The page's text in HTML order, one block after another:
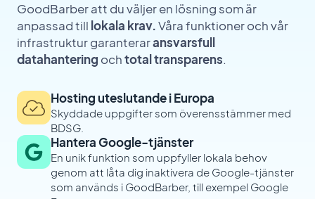
GoodBarber att du väljer en lösning som är
anpassad till lokala krav.Våra funktioner och vår
infrastruktur garanteraransvarsfull
datahantering ochtotal transparens.
Hosting uteslutande i Europa
Skyddade uppgifter som överensstämmer med
BDSG.
Hantera Google-tjänster
En unik funktion som uppfyller lokala behov
genom att låta dig inaktivera de Google-tjänster
som används i GoodBarber, till exempel Google